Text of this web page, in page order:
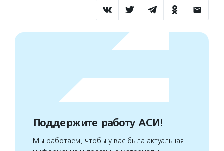
Поддержите работу АСИ!
Мы работаем, чтобы у вас была актуальная